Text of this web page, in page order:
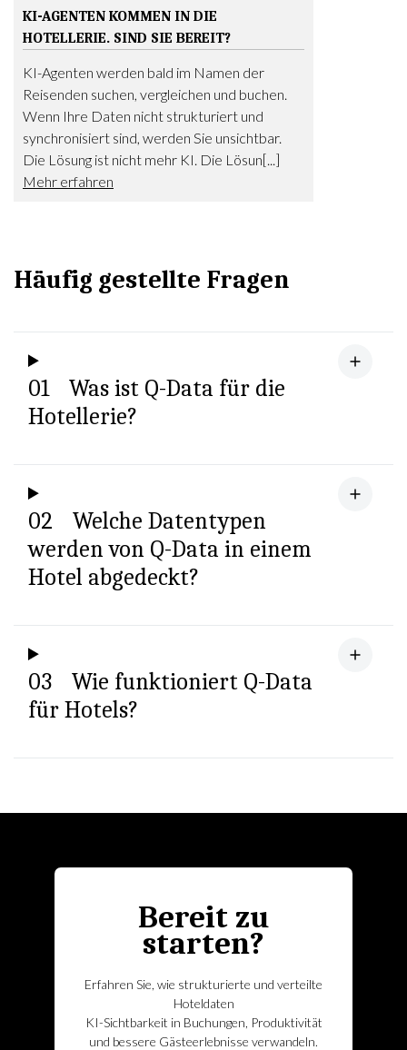
KI-AGENTEN KOMMEN IN DIE
HOTELLERIE. SIND SIE BEREIT?
KI-Agenten werden bald im Namen der
Reisenden suchen, vergleichen und buchen.
Wenn Ihre Daten nicht strukturiert und
synchronisiert sind, werden Sie unsichtbar.
Die Lösung ist nicht mehr KI. Die Lösun[...]
Mehr erfahren
Häufig gestellte Fragen
01
Was ist Q-Data für die
Hotellerie?
02
Welche Datentypen
werden von Q-Data in einem
Hotel abgedeckt?
03
Wie funktioniert Q-Data
für Hotels?
Bereit zu
starten?
Erfahren Sie, wie strukturierte und verteilte
Hoteldaten
KI-Sichtbarkeit in Buchungen, Produktivität
und bessere Gästeerlebnisse verwandeln.